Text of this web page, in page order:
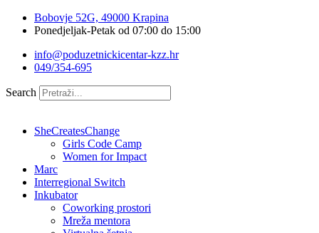
Bobovje 52G, 49000 Krapina
Ponedjeljak-Petak od 07:00 do 15:00
info@poduzetnickicentar-kzz.hr
049/354-695
Search
SheCreatesChange
Girls Code Camp
Women for Impact
Marc
Interregional Switch
Inkubator
Coworking prostori
Mreža mentora